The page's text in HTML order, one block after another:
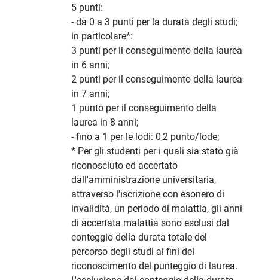
5 punti:
- da 0 a 3 punti per la durata degli studi;
in particolare*:
3 punti per il conseguimento della laurea
in 6 anni;
2 punti per il conseguimento della laurea
in 7 anni;
1 punto per il conseguimento della
laurea in 8 anni;
- fino a 1 per le lodi: 0,2 punto/lode;
* Per gli studenti per i quali sia stato già
riconosciuto ed accertato
dall'amministrazione universitaria,
attraverso l'iscrizione con esonero di
invalidità, un periodo di malattia, gli anni
di accertata malattia sono esclusi dal
conteggio della durata totale del
percorso degli studi ai fini del
riconoscimento del punteggio di laurea.